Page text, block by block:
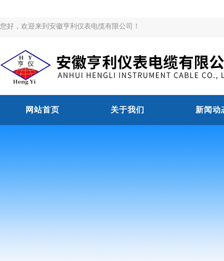
您好，欢迎来到安徽亨利仪表电缆有限公司！
网站首页 关于我们 新闻动